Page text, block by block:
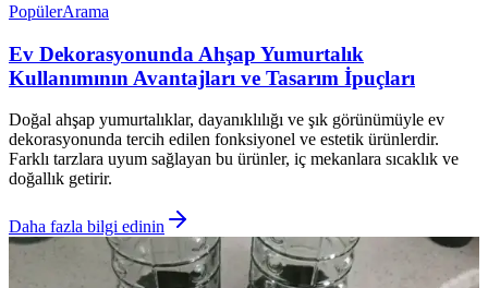
PopülerArama
Ev Dekorasyonunda Ahşap Yumurtalık
Kullanımının Avantajları ve Tasarım İpuçları
Doğal ahşap yumurtalıklar, dayanıklılığı ve şık görünümüyle ev
dekorasyonunda tercih edilen fonksiyonel ve estetik ürünlerdir.
Farklı tarzlara uyum sağlayan bu ürünler, iç mekanlara sıcaklık ve
doğallık getirir.
Daha fazla bilgi edinin